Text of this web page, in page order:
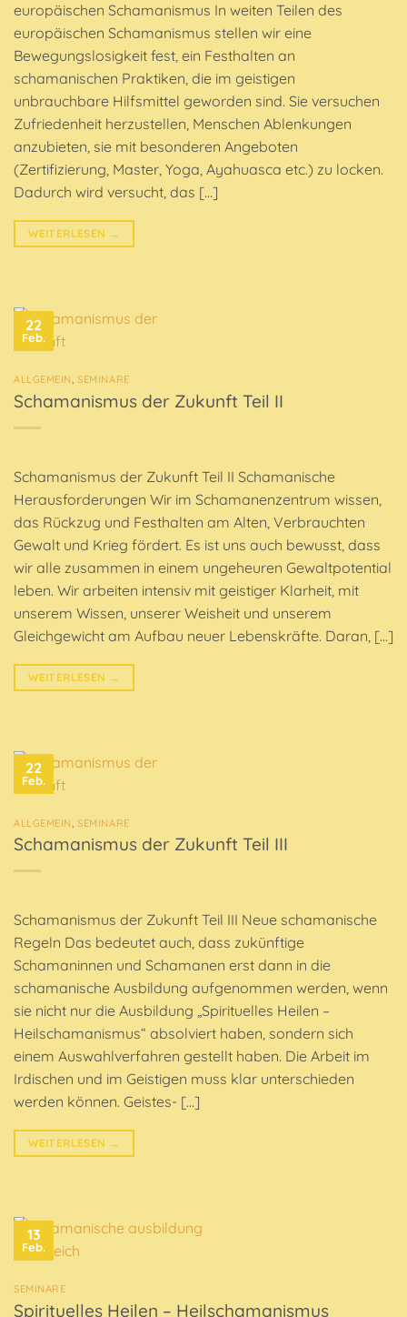
europäischen Schamanismus In weiten Teilen des
europäischen Schamanismus stellen wir eine
Bewegungslosigkeit fest, ein Festhalten an
schamanischen Praktiken, die im geistigen
unbrauchbare Hilfsmittel geworden sind. Sie versuchen
Zufriedenheit herzustellen, Menschen Ablenkungen
anzubieten, sie mit besonderen Angeboten
(Zertifizierung, Master, Yoga, Ayahuasca etc.) zu locken.
Dadurch wird versucht, das […]
WEITERLESEN →
22
Feb.
ALLGEMEIN,SEMINARE
Schamanismus der Zukunft Teil II
Schamanismus der Zukunft Teil II Schamanische
Herausforderungen Wir im Schamanenzentrum wissen,
das Rückzug und Festhalten am Alten, Verbrauchten
Gewalt und Krieg fördert. Es ist uns auch bewusst, dass
wir alle zusammen in einem ungeheuren Gewaltpotential
leben. Wir arbeiten intensiv mit geistiger Klarheit, mit
unserem Wissen, unserer Weisheit und unserem
Gleichgewicht am Aufbau neuer Lebenskräfte. Daran, […]
WEITERLESEN →
22
Feb.
ALLGEMEIN ,SEMINARE
Schamanismus der Zukunft Teil III
Schamanismus der Zukunft Teil III Neue schamanische
Regeln Das bedeutet auch, dass zukünftige
Schamaninnen und Schamanen erst dann in die
schamanische Ausbildung aufgenommen werden, wenn
sie nicht nur die Ausbildung „Spirituelles Heilen –
Heilschamanismus“ absolviert haben, sondern sich
einem Auswahlverfahren gestellt haben. Die Arbeit im
Irdischen und im Geistigen muss klar unterschieden
werden können. Geistes- […]
WEITERLESEN →
13
Feb.
SEMINARE
Spirituelles Heilen – Heilschamanismus